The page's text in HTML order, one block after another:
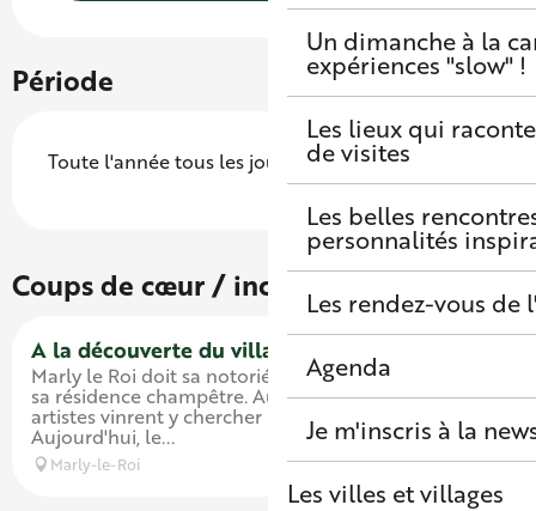
Un dimanche à la
expériences "slow" !
Les lieux qui
de visites
Les belles
personnalités
Les rendez-vous de
Agenda
Je m'inscris à la
Les villes et villages
Période
Toute l'année tous les jours.
Coups de cœur / incontournables
A la découverte du village de Marly
Marly le Roi doit sa notoriété à Louis XIV qui y bâtir
sa résidence champêtre. Au XIXème siècle, des
artistes vinrent y chercher le calme et l'inspiration.
Aujourd'hui, le...
Marly-le-Roi